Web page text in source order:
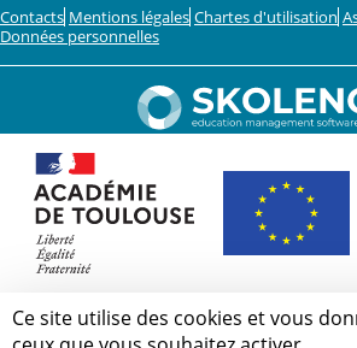
Contacts Mentions légales Chartes d'utilisation
Données personnelles
Ce site utilise des cookies et vous